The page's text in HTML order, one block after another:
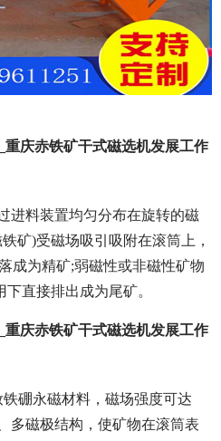
庆赤铁矿干式磁选机发展工作
进料装置均匀分布在旋转的磁
矿)受磁场吸引吸附在滚筒上，
成为精矿;弱磁性或非磁性矿物
直接排出成为尾矿。
庆赤铁矿干式磁选机发展工作
硼永磁材料，磁场强度可达
多磁极结构，使矿物在滚筒表